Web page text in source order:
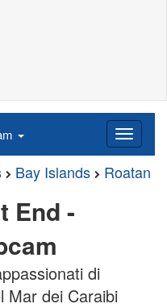
Bay Islands Roatan
End -
di
Mar dei Caraibi